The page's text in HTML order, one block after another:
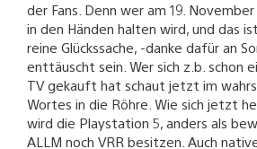
der Fans. Denn wer am 19.
in den Händen halten wird, und das
reine Glückssache, -danke dafür an
enttäuscht sein. Wer sich z.b. schon
TV gekauft hat schaut jetzt im
Wortes in die Röhre. Wie sich jetzt
wird die Playstation 5, anders als
ALLM noch VRR besitzen. Auch